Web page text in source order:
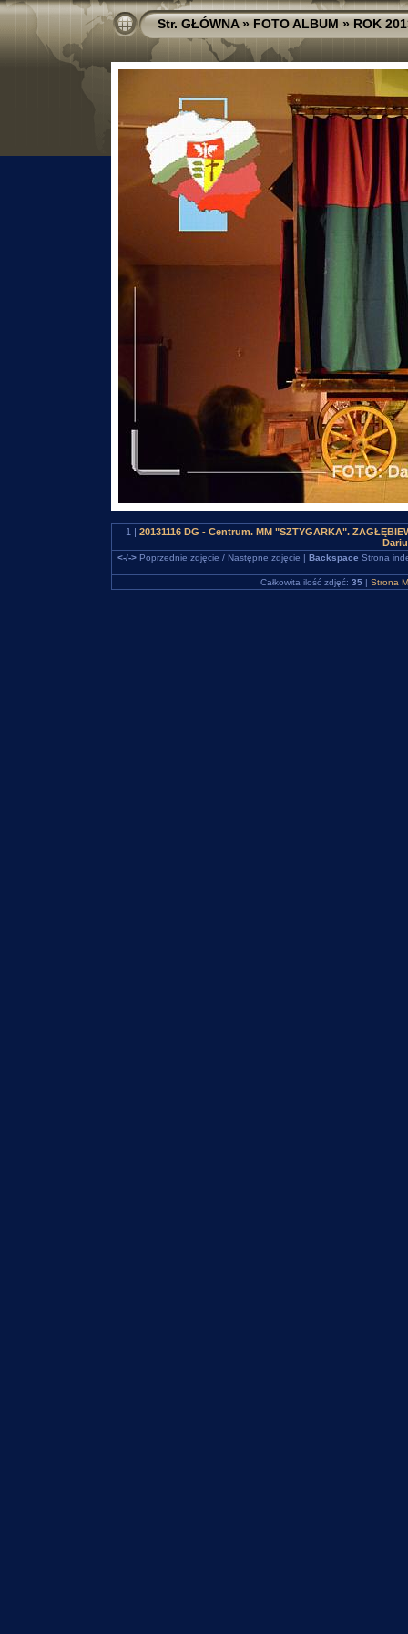
Str. GŁÓWNA»FOTO ALBUM»ROK
1 | 20131116 DG - Centrum. MM "SZTYGARKA".
<-/->Poprzednie zdjęcie / Następne zdjęcie | Backspace Strona
Całkowita ilość zdjęć: 35 | Strona